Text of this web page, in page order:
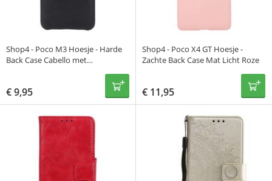
Shop4 - Poco M3 Hoesje - Harde
Back Case Cabello met
€9,95
Shop4 - Poco X4 GT Hoesje -
Zachte Back Case Mat Licht Roze
€ 11,95